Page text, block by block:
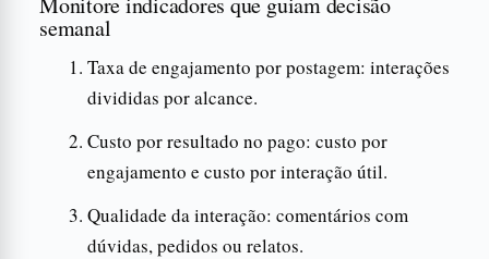
semanal
Taxa de engajamento por postagem: interações
divididas por alcance.
Custo por resultado no pago: custo por
engajamento e custo por interação útil.
Qualidade da interação: comentários com
dúvidas, pedidos ou relatos.